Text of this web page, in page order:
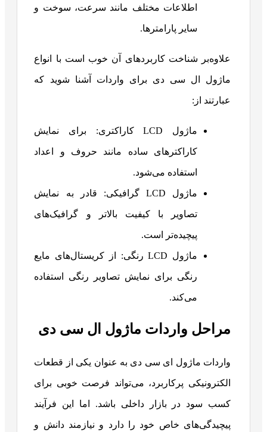
اطلاعات مختلف مانند سرعت، سوخت و
سایر پارامترها.
علاوه‌بر شناخت کاربردهای آن خوب است با انواع
ماژول ال سی دی برای واردات آشنا شوید که
عبارتند از:
ماژول LCD کاراکتری: برای نمایش
کاراکترهای ساده مانند حروف و اعداد
استفاده می‌شود.
ماژول LCD گرافیکی: قادر به نمایش
تصاویر با کیفیت بالاتر و گرافیک‌های
پیچیده‌تر است.
ماژول LCD رنگی: از کریستال‌های مایع
رنگی برای نمایش تصاویر رنگی استفاده
می‌کند.
مراحل واردات ماژول ال سی دی
واردات ماژول ای سی دی به عنوان یکی از قطعات
الکترونیکی پرکاربرد، می‌تواند فرصت خوبی برای
کسب سود در بازار داخلی باشد. اما این فرآیند
پیچیدگی‌های خاص خود را دارد و نیازمند دانش و